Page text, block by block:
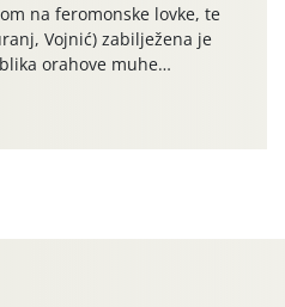
na feromonske lovke, te
Vojnić) zabilježena je
orahove muhe
brojnost može se objasniti
nasadima s vrlo malim